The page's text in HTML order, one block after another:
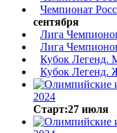
Чемпионат
сентября
Лига
Лига
Кубок Легенд.
Кубок Легенд.
Старт:27 июля